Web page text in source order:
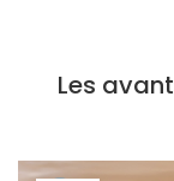
Les